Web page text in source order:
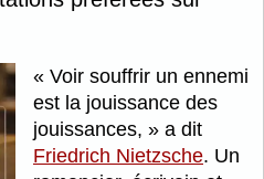
Voir souffrir un ennemi
est la jouissance des
jouissances,
a dit
Friedrich Nietzsche. Un